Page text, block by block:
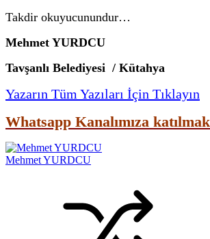
Takdir okuyucunundur…
Mehmet YURDCU
Tavşanlı Belediyesi / Kütahya
Yazarın Tüm Yazıları İçin Tıklayın
Whatsapp Kanalımıza
Mehmet YURDCU